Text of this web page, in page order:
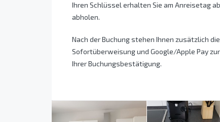
Ihren Schlüssel erhalten Sie am Anreisetag
abholen.
Nach der Buchung stehen Ihnen zusätzlich
Sofortüberweisung und Google/Apple Pay
Ihrer Buchungsbestätigung.